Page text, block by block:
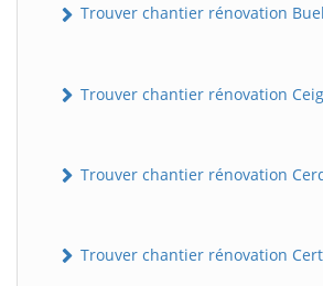
Trouver chantier rénovation
Trouver chantier rénovation
Trouver chantier rénovation
Trouver chantier rénovation